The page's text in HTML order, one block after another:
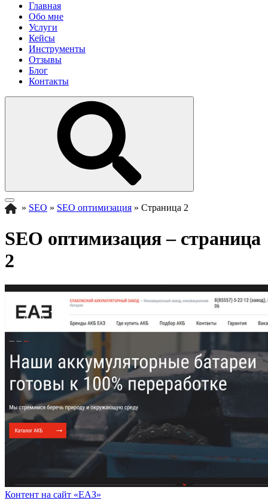
Главная
Обо мне
Услуги
Кейсы
Инструменты
Отзывы
Блог
Контакты
» SEO » SEO оптимизация » Страница 2
SEO оптимизация – страница
2
Контент на сайт «ЕАЗ»